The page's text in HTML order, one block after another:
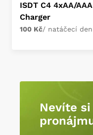
ISDT C4 4xAA/
Charger
100 Kč/ natáčecí den
Nevíte